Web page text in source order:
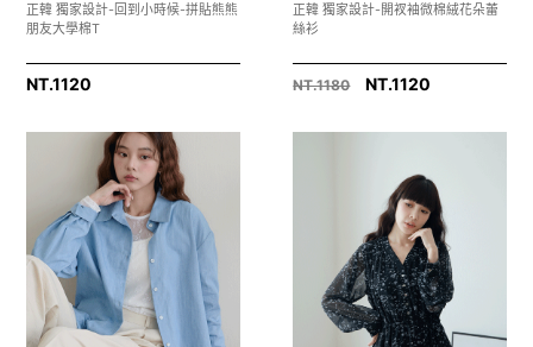
正韓 獨家設計-回到小時候-拼貼熊熊
朋友大學棉T
NT.1120
正韓 獨家設計-開衩袖微棉絨花朵蕾
絲衫
NT.1180 NT.1120